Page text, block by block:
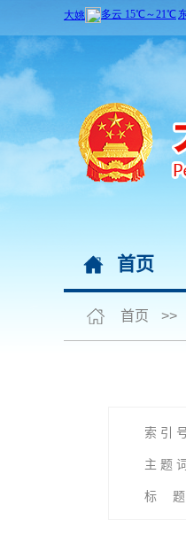
首页
首页 >>
索 引
主 题 词
标 题